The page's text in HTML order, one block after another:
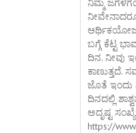
ನಿಮ್ಮ
ಬಗ್ಗೆ ಕೆಟ್ಟ
ದಿನ. ನೀವು
ಕಾಣುತ್ತದೆ.
ಜೊತೆ ಇಂದು
ದಿನದಲ್ಲಿ
ಅದೃಷ್ಟ
https://